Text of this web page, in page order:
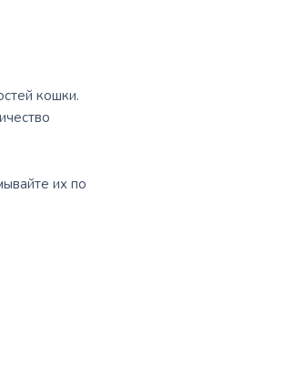
кошки.
их по